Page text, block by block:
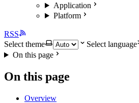
Application
Platform
RSS
Select theme
Select language
On this page
On this page
Overview